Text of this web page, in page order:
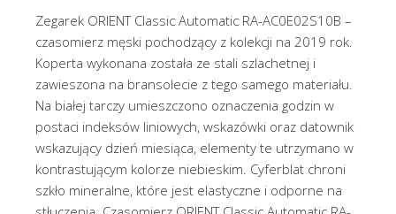
Zegarek ORIENT Classic Automatic RA-AC0E02S10B –
czasomierz męski pochodzący z kolekcji na 2019 rok.
Koperta wykonana została ze stali szlachetnej i
zawieszona na bransolecie z tego samego materiału.
Na białej tarczy umieszczono oznaczenia godzin w
postaci indeksów liniowych, wskazówki oraz datownik
wskazujący dzień miesiąca, elementy te utrzymano w
kontrastującym kolorze niebieskim. Cyferblat chroni
szkło mineralne, które jest elastyczne i odporne na